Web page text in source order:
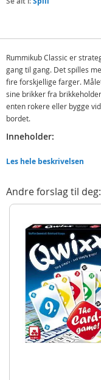
Rummikub Classic er
gang til gang. Det spilles
fire forskjellige farger.
sine brikker fra
enten rokere eller bygge
bordet.
Inneholder:
Detaljer:
Antall spillere: 2-4
Spilletid: 30 min
Språk: norsk, svensk,
Alder: fra 7 år
Produktdetaljer
Modell
Les hele beskrivelsen
Andre forslag til deg: